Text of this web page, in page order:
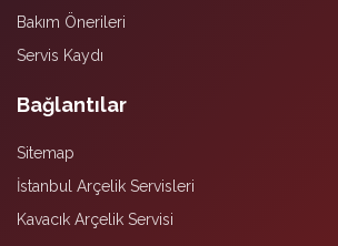
Bakım Önerileri
Servis Kaydı
Bağlantılar
Sitemap
İstanbul Arçelik Servisleri
Kavacık Arçelik Servisi